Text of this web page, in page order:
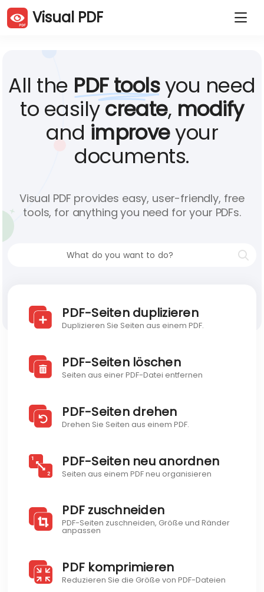
Visual PDF
PDF-Seiten extrahieren
PDF teilen
PDFs zusammenführen
JPG zu PDF
PDF zu JPG
Website zu PDF
Word in PDF
Excel zu PDF
PDF signieren
PDF schützen
PDF entsperren
Developer API
All the PDF toolsyou need
to easilycreate, modify
and improveyour
documents.
Visual PDF provides easy, user-friendly, free
tools, for anything you need for your PDFs.
PDF-Seiten duplizieren
Duplizieren Sie Seiten aus einem PDF.
PDF-Seiten löschen
Seiten aus einer PDF-Datei entfernen
PDF-Seiten drehen
Drehen Sie Seiten aus einem PDF.
PDF-Seiten neu anordnen
Seiten aus einem PDF neu organisieren
PDF zuschneiden
PDF-Seiten zuschneiden, Größe und Ränder
anpassen
PDF komprimieren
Reduzieren Sie die Größe von PDF-Dateien